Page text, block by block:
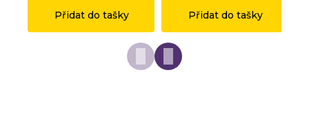
Přidat do tašky Přidat do tašky